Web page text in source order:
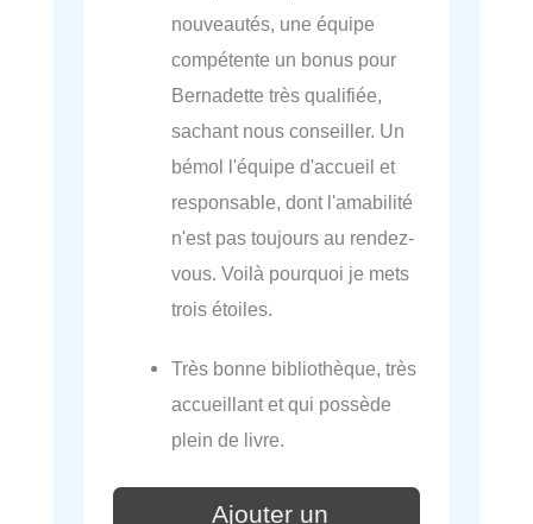
nouveautés, une équipe
compétente un bonus pour
Bernadette très qualifiée,
sachant nous conseiller. Un
bémol l'équipe d'accueil et
responsable, dont l'amabilité
n'est pas toujours au rendez-
vous. Voilà pourquoi je mets
trois étoiles.
Très bonne bibliothèque, très
accueillant et qui possède
plein de livre.
Ajouter un